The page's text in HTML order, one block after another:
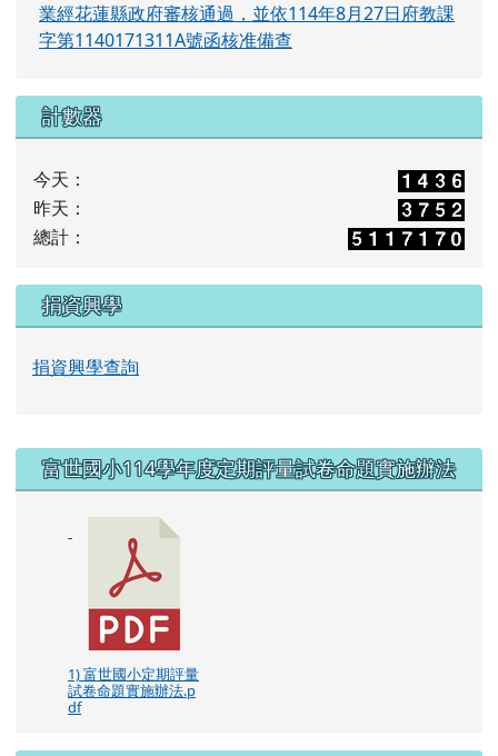
業經花蓮縣政府審核通過，並依114年8月27日府教課
字第1140171311A號函核准備查
計數器
今天：
昨天：
總計：
捐資興學
捐資興學查詢
右邊區域內容
富世國小114學年度定期評量試卷命題實施辦法
1) 富世國小定期評量
試卷命題實施辦法.p
df